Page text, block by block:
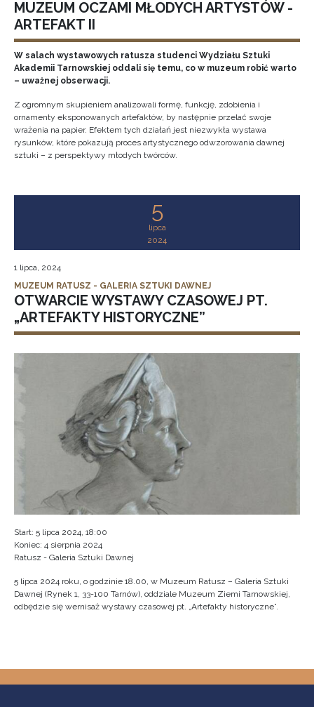
MUZEUM OCZAMI MŁODYCH ARTYSTÓW -
ARTEFAKT II
W salach wystawowych ratusza studenci Wydziału Sztuki
Akademii Tarnowskiej oddali się temu, co w muzeum robić warto
– uważnej obserwacji.
Z ogromnym skupieniem analizowali formę, funkcję, zdobienia i
ornamenty eksponowanych artefaktów, by następnie przelać swoje
wrażenia na papier. Efektem tych działań jest niezwykła wystawa
rysunków, które pokazują proces artystycznego odwzorowania dawnej
sztuki – z perspektywy młodych twórców.
5
lipca
2024
1 lipca, 2024
MUZEUM RATUSZ - GALERIA SZTUKI DAWNEJ
OTWARCIE WYSTAWY CZASOWEJ PT.
„ARTEFAKTY HISTORYCZNE”
Start: 5 lipca 2024, 18:00
Koniec: 4 sierpnia 2024
Ratusz - Galeria Sztuki Dawnej
5 lipca 2024 roku, o godzinie 18.00, w Muzeum Ratusz – Galeria Sztuki
Dawnej (Rynek 1, 33-100 Tarnów), oddziale Muzeum Ziemi Tarnowskiej,
odbędzie się wernisaż wystawy czasowej pt. „Artefakty historyczne”.